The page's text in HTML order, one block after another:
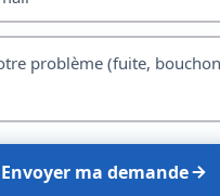
Envoyer ma demande